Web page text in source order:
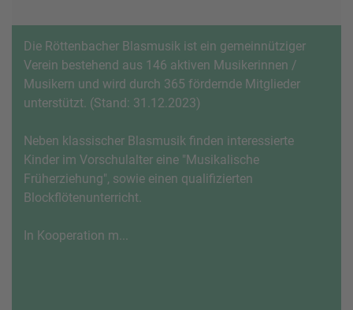
Die Röttenbacher Blasmusik ist ein gemeinnütziger
Verein bestehend aus 146 aktiven Musikerinnen /
Musikern und wird durch 365 fördernde Mitglieder
unterstützt. (Stand: 31.12.2023)
Neben klassischer Blasmusik finden interessierte
Kinder im Vorschulalter eine "Musikalische
Früherziehung", sowie einen qualifizierten
Blockflötenunterricht.
In Kooperation m...